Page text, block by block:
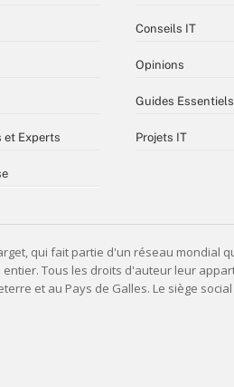
et Experts
Conseils IT
Opinions
Guides Essentiels
Projets IT